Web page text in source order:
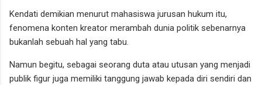
Kendati demikian menurut mahasiswa jurusan hukum itu,
fenomena konten kreator merambah dunia politik sebenarnya
bukanlah sebuah hal yang tabu.
Namun begitu, sebagai seorang duta atau utusan yang menjadi
publik figur juga memiliki tanggung jawab kepada diri sendiri dan